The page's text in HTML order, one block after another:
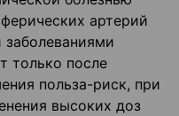
артерий
только после
польза-риск, при
высоких доз